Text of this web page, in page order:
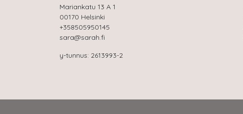
Mariankatu 13 A 1
00170 Helsinki
+358505950145
sara@sarah.fi
y-tunnus: 2613993-2